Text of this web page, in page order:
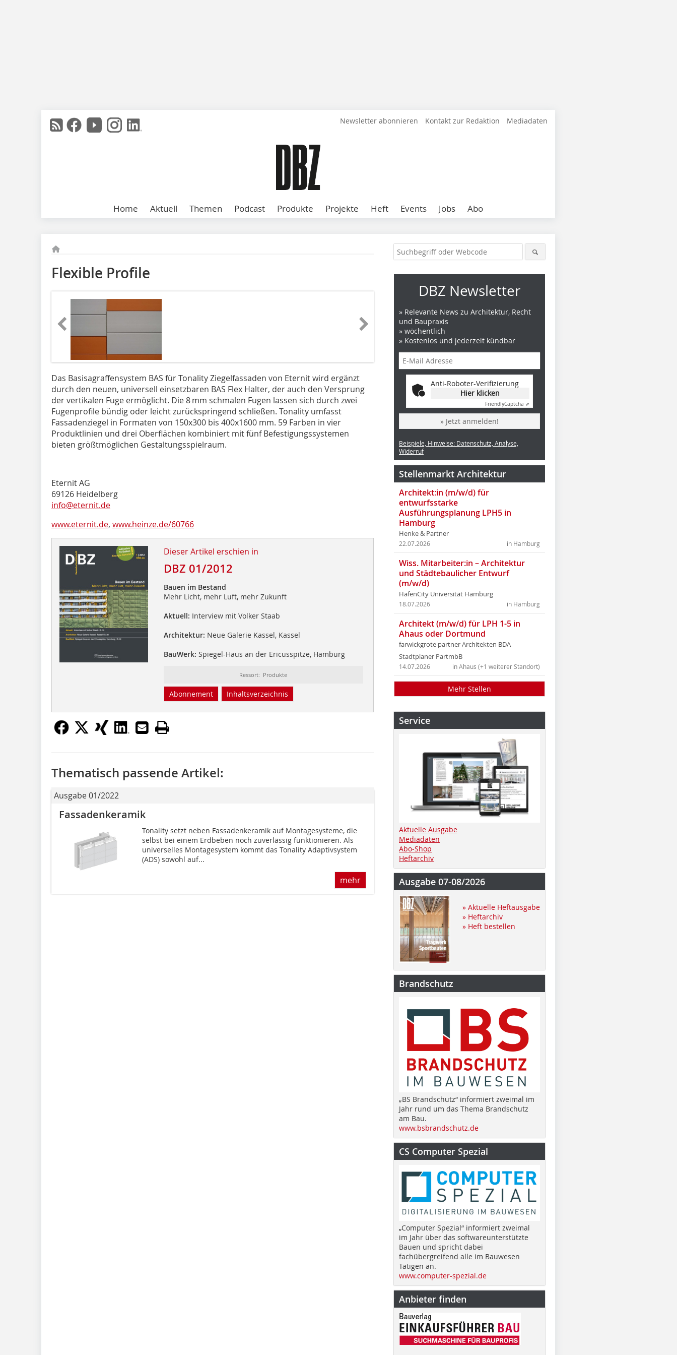
Newsletter abonnieren Kontakt zur Redaktion Mediadaten
Home Aktuell Themen Podcast Produkte Projekte Heft Events Jobs Abo
Flexible Profile
Das Basisagraffensystem BAS für Tonality Ziegelfassaden von Eternit wird ergänzt
durch den neuen, universell einsetzbaren BAS Flex Halter, der auch den Versprung
der vertikalen Fuge ermöglicht. Die 8 mm schmalen Fugen lassen sich durch zwei
Fugenprofile bündig oder leicht zurückspringend schließen. Tonality umfasst
Fassadenziegel in Formaten von 150x300 bis 400x1600 mm. 59 Farben in vier
Produktlinien und drei Oberflächen kombiniert mit fünf Befestigungssystemen
bieten größtmöglichen Gestaltungsspielraum.
Eternit AG
69126 Heidelberg
info@eternit.de
www.eternit.de, www.heinze.de/60766
Dieser Artikel erschien in
DBZ 01/2012
Bauen im Bestand
Mehr Licht, mehr Luft, mehr Zukunft
Aktuell: Interview mit Volker Staab
Architektur: Neue Galerie Kassel, Kassel
BauWerk: Spiegel-Haus an der Ericusspitze, Hamburg
Ressort: Produkte
Abonnement Inhaltsverzeichnis
Thematisch passende Artikel:
Ausgabe 01/2022
Fassadenkeramik
Tonality setzt neben Fassadenkeramik auf Montagesysteme, die
selbst bei einem Erdbeben noch zuverlässig funktionieren. Als
universelles Montagesystem kommt das Tonality Adaptivsystem
(ADS) sowohl auf...
mehr
DBZ Newsletter
» Relevante News zu Architektur, Recht
und Baupraxis
» wöchentlich
» Kostenlos und jederzeit kündbar
Anti-Roboter-Verifizierung
Hier klicken
FriendlyCaptcha ⇗
» Jetzt anmelden!
Beispiele, Hinweise: Datenschutz, Analyse,
Widerruf
Stellenmarkt Architektur
Architekt:in (m/w/d) für
entwurfsstarke
Ausführungsplanung LPH5 in
Hamburg
Henke & Partner
in Hamburg
22.07.2026
Wiss. Mitarbeiter:in – Architektur
und Städtebaulicher Entwurf
(m/w/d)
HafenCity Universität Hamburg
in Hamburg
18.07.2026
Architekt (m/w/d) für LPH 1-5 in
Ahaus oder Dortmund
farwickgrote partner Architekten BDA
Stadtplaner PartmbB
in Ahaus (+1 weiterer Standort)
14.07.2026
Mehr Stellen
Service
Aktuelle Ausgabe
Mediadaten
Abo-Shop
Heftarchiv
Ausgabe 07-08/2026
» Aktuelle Heftausgabe
» Heftarchiv
» Heft bestellen
Brandschutz
„BS Brandschutz“ informiert zweimal im
Jahr rund um das Thema Brandschutz
am Bau.
www.bsbrandschutz.de
CS Computer Spezial
„Computer Spezial“ informiert zweimal
im Jahr über das softwareunterstützte
Bauen und spricht dabei
fachübergreifend alle im Bauwesen
Tätigen an.
www.computer-spezial.de
Anbieter finden